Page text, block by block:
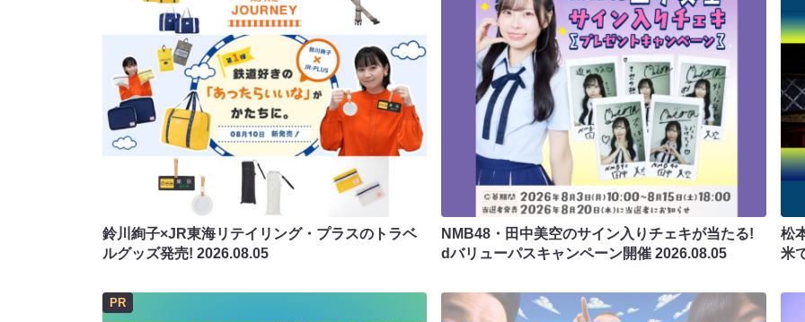
鈴川絢子×JR東海リテイリング・プラスのトラベ
ルグッズ発売! 2026.08.05
NMB48・田中美空のサイン入りチェキが当たる!
dバリューパスキャンペーン開催2026.08.05
松
米
PR